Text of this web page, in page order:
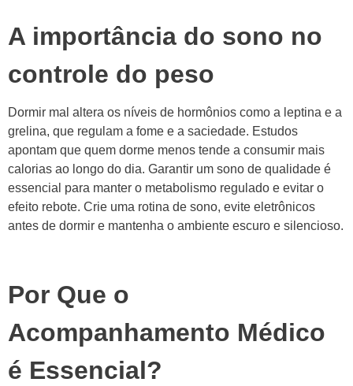
A importância do sono no
controle do peso
Dormir mal altera os níveis de hormônios como a leptina e a
grelina, que regulam a fome e a saciedade. Estudos
apontam que quem dorme menos tende a consumir mais
calorias ao longo do dia. Garantir um sono de qualidade é
essencial para manter o metabolismo regulado e evitar o
efeito rebote. Crie uma rotina de sono, evite eletrônicos
antes de dormir e mantenha o ambiente escuro e silencioso.
Por Que o
Acompanhamento Médico
é Essencial?